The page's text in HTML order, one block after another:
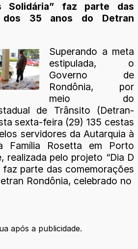
Solidária” faz parte das
dos 35 anos do Detran
Superando a meta
estipulada, o
Governo de
Rondônia, por
meio do
de Trânsito (Detran-
sexta-feira (29) 135 cestas
servidores da Autarquia à
Família Rosetta em Porto
realizada pelo projeto “Dia D
faz parte das comemorações
Rondônia, celebrado no
após a publicidade.